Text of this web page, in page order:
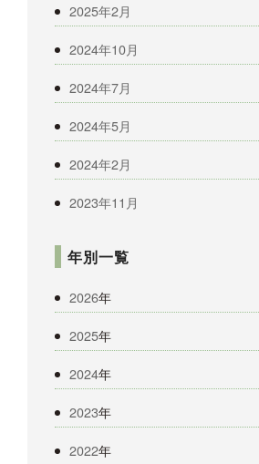
2025年2月
2024年10月
2024年7月
2024年5月
2024年2月
2023年11月
年別一覧
2026年
2025年
2024年
2023年
2022年